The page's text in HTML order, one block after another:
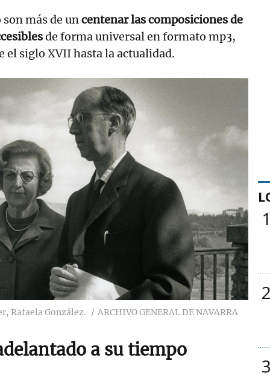
más de uncentenar las composiciones de
de forma universal en formato mp3,
el siglo XVII hasta la actualidad.
Rafaela González. ARCHIVO GENERAL DE NAVARRA
a su tiempo
1
2
3